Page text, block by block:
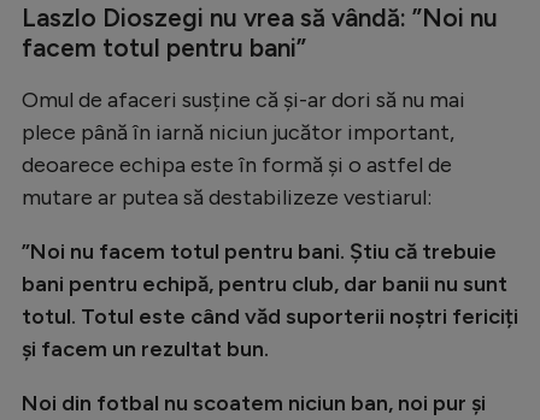
Laszlo Dioszegi nu vrea să vândă: ”Noi nu
facem totul pentru bani”
Omul de afaceri susține că și-ar dori să nu mai
plece până în iarnă niciun jucător important,
deoarece echipa este în formă și o astfel de
mutare ar putea să destabilizeze vestiarul:
”Noi nu facem totul pentru bani. Știu că trebuie
bani pentru echipă, pentru club, dar banii nu sunt
totul. Totul este când văd suporterii noștri fericiți
și facem un rezultat bun.
Noi din fotbal nu scoatem niciun ban, noi pur și